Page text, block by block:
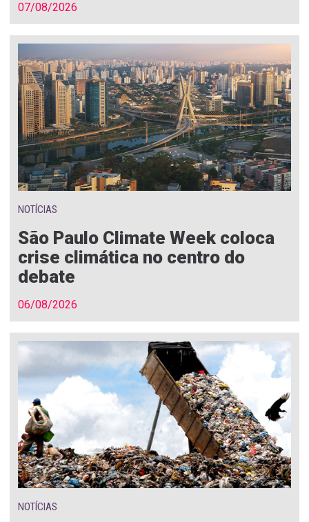
07/08/2026
NOTÍCIAS
São Paulo Climate Week coloca
crise climática no centro do
debate
06/08/2026
NOTÍCIAS